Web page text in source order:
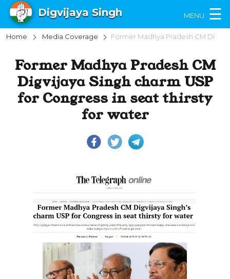
Digvijaya Singh MENU ☰
×
Home Media Coverage Former Madhya Pradesh CM Digvijaya Singh charm USP for Congress in seat thirsty for water
Former Madhya Pradesh CM
Digvijaya Singh charm USP
for Congress in seat thirsty
for water